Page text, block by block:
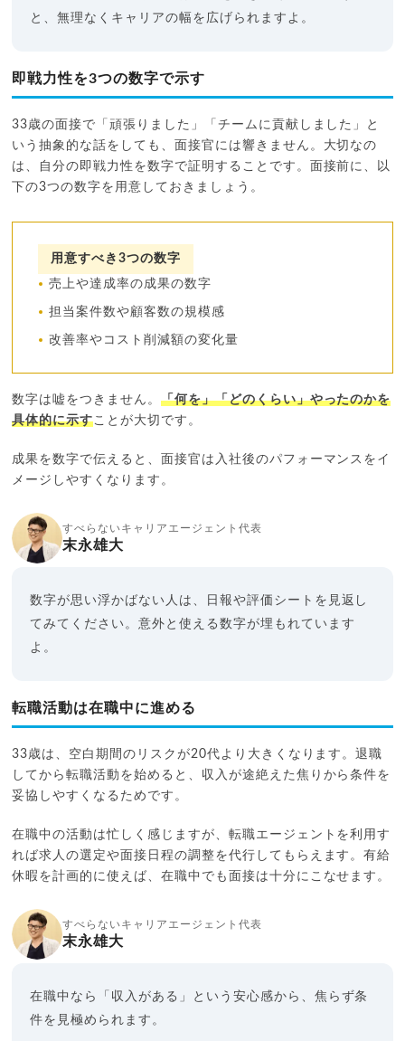
と、無理なくキャリアの幅を広げられますよ。
即戦力性を3つの数字で示す
33歳の面接で「頑張りました」「チームに貢献しました」と
いう抽象的な話をしても、面接官には響きません。大切なの
は、自分の即戦力性を数字で証明することです。面接前に、以
下の3つの数字を用意しておきましょう。
用意すべき3つの数字
売上や達成率の成果の数字
担当案件数や顧客数の規模感
改善率やコスト削減額の変化量
数字は嘘をつきません。 「何を」「どのくらい」やったのかを
具体的に示すことが大切です。
成果を数字で伝えると、面接官は入社後のパフォーマンスをイ
メージしやすくなります。
すべらないキャリアエージェント代表
末永雄大
数字が思い浮かばない人は、日報や評価シートを見返し
てみてください。意外と使える数字が埋もれています
よ。
転職活動は在職中に進める
33歳は、空白期間のリスクが20代より大きくなります。退職
してから転職活動を始めると、収入が途絶えた焦りから条件を
妥協しやすくなるためです。
在職中の活動は忙しく感じますが、転職エージェントを利用す
れば求人の選定や面接日程の調整を代行してもらえます。有給
休暇を計画的に使えば、在職中でも面接は十分にこなせます。
すべらないキャリアエージェント代表
末永雄大
在職中なら「収入がある」という安心感から、焦らず条
件を見極められます。